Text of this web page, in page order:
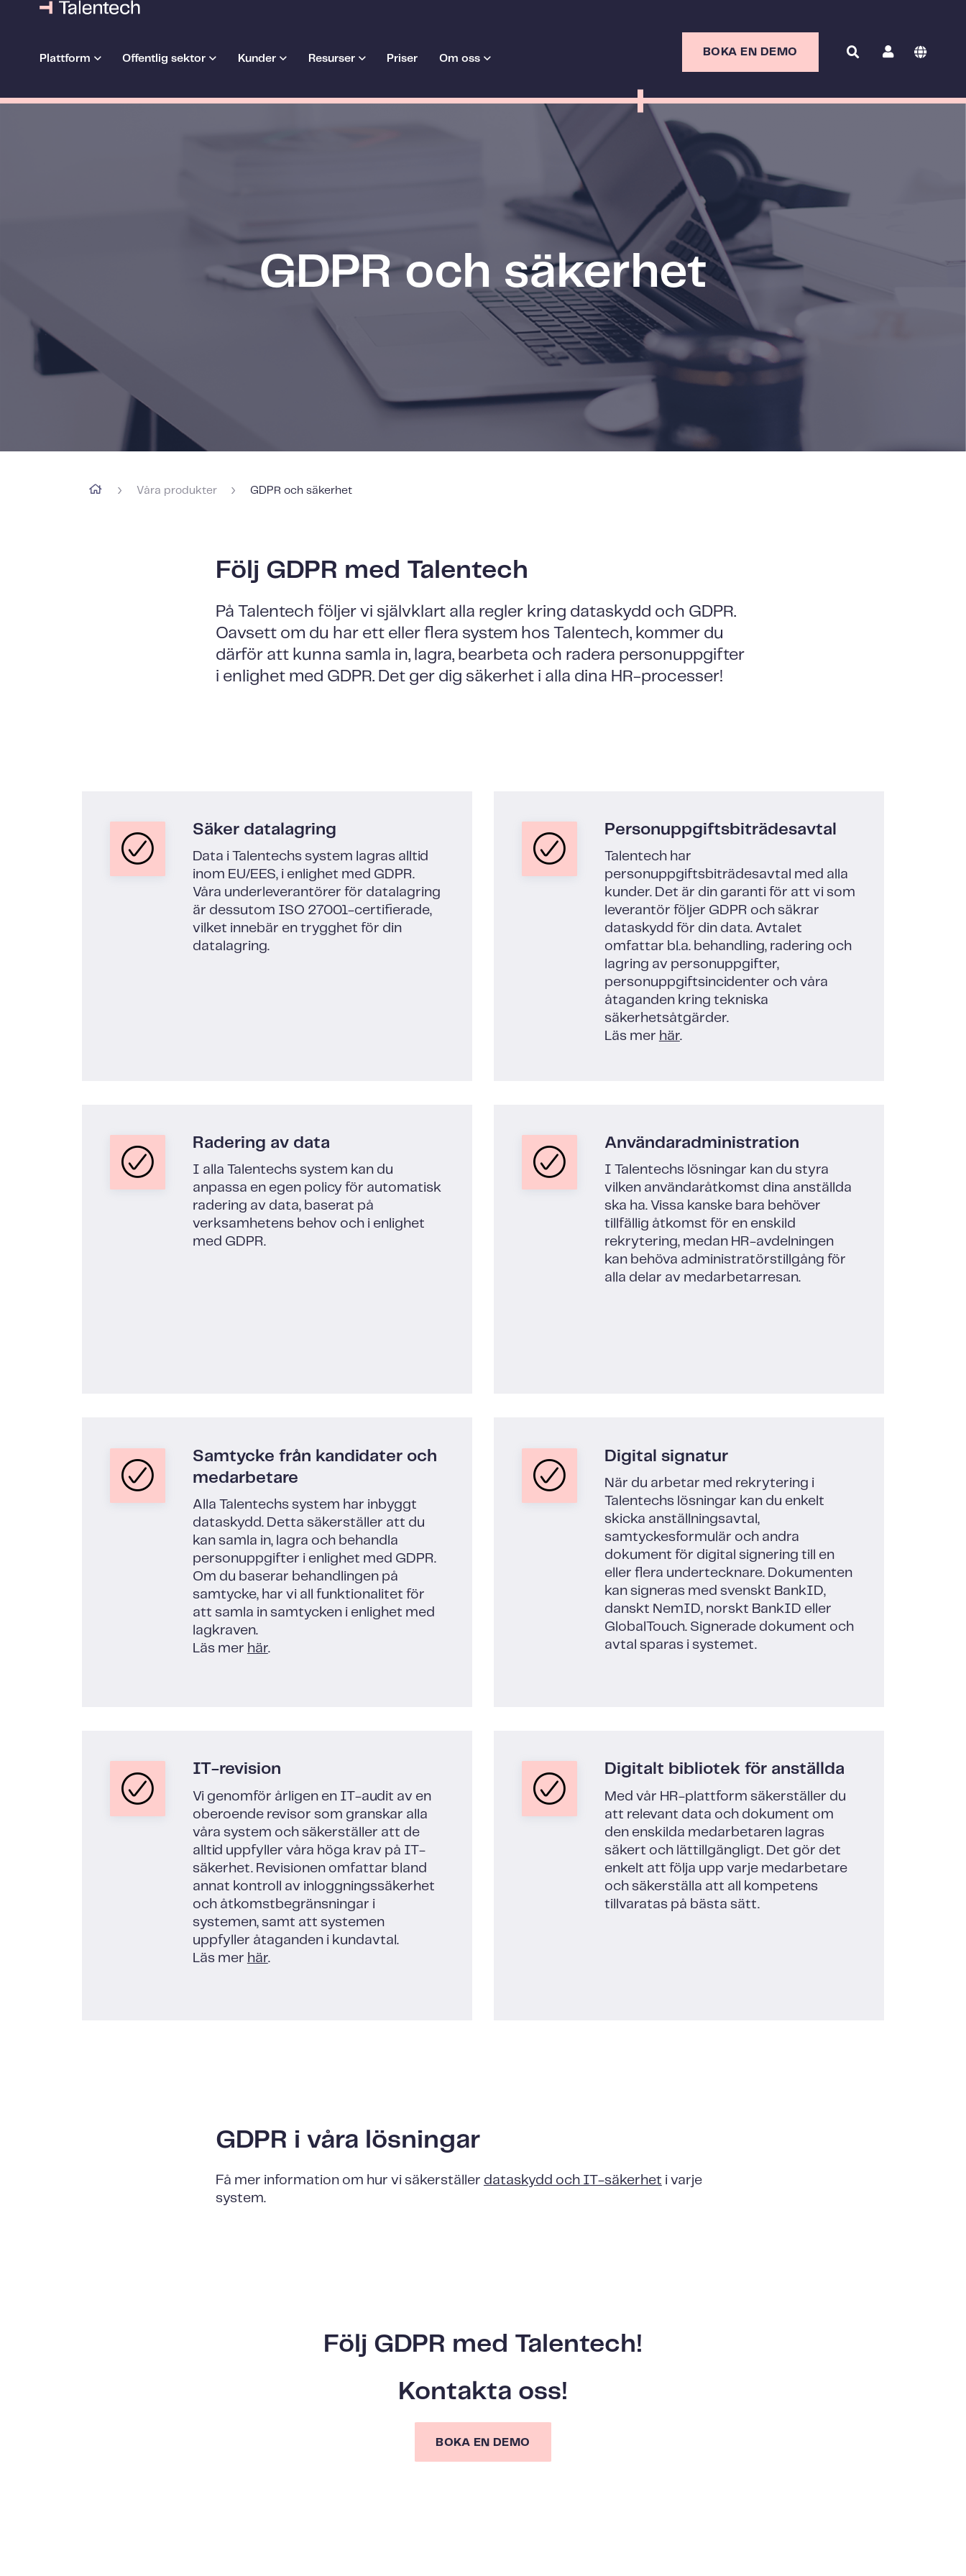
Plattform Offentlig sektor Kunder Resurser Priser Om oss
BOKA EN DEMO
GDPR och säkerhet
› Våra produkter › GDPR och säkerhet
Följ GDPR med Talentech
På Talentech följer vi självklart alla regler kring dataskydd och GDPR.
Oavsett om du har ett eller flera system hos Talentech, kommer du
därför att kunna samla in, lagra, bearbeta och radera personuppgifter
i enlighet med GDPR. Det ger dig säkerhet i alla dina HR-processer!
Säker datalagring
Data i Talentechs system lagras alltid
inom EU/EES, i enlighet med GDPR.
Våra underleverantörer för datalagring
är dessutom ISO 27001-certifierade,
vilket innebär en trygghet för din
datalagring.
Radering av data
I alla Talentechs system kan du
anpassa en egen policy för automatisk
radering av data, baserat på
verksamhetens behov och i enlighet
med GDPR.
Samtycke från kandidater och
medarbetare
Alla Talentechs system har inbyggt
dataskydd. Detta säkerställer att du
kan samla in, lagra och behandla
personuppgifter i enlighet med GDPR.
Om du baserar behandlingen på
samtycke, har vi all funktionalitet för
att samla in samtycken i enlighet med
lagkraven.
Läs mer här.
IT-revision
Vi genomför årligen en IT-audit av en
oberoende revisor som granskar alla
våra system och säkerställer att de
alltid uppfyller våra höga krav på IT-
säkerhet. Revisionen omfattar bland
annat kontroll av inloggningssäkerhet
och åtkomstbegränsningar i
systemen, samt att systemen
uppfyller åtaganden i kundavtal.
Läs mer här.
Personuppgiftsbiträdesavtal
Talentech har
personuppgiftsbiträdesavtal med alla
kunder. Det är din garanti för att vi som
leverantör följer GDPR och säkrar
dataskydd för din data. Avtalet
omfattar bl.a. behandling, radering och
lagring av personuppgifter,
personuppgiftsincidenter och våra
åtaganden kring tekniska
säkerhetsåtgärder.
Läs mer här.
Användaradministration
I Talentechs lösningar kan du styra
vilken användaråtkomst dina anställda
ska ha. Vissa kanske bara behöver
tillfällig åtkomst för en enskild
rekrytering, medan HR-avdelningen
kan behöva administratörstillgång för
alla delar av medarbetarresan.
Digital signatur
När du arbetar med rekrytering i
Talentechs lösningar kan du enkelt
skicka anställningsavtal,
samtyckesformulär och andra
dokument för digital signering till en
eller flera undertecknare. Dokumenten
kan signeras med svenskt BankID,
danskt NemID, norskt BankID eller
GlobalTouch. Signerade dokument och
avtal sparas i systemet.
Digitalt bibliotek för anställda
Med vår HR-plattform säkerställer du
att relevant data och dokument om
den enskilda medarbetaren lagras
säkert och lättillgängligt. Det gör det
enkelt att följa upp varje medarbetare
och säkerställa att all kompetens
tillvaratas på bästa sätt.
GDPR i våra lösningar
Få mer information om hur vi säkerställer dataskydd och IT-säkerhet i varje
system.
Följ GDPR med Talentech!
Kontakta oss!
BOKA EN DEMO